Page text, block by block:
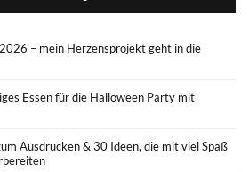
– mein Herzensprojekt geht in die
Essen für die Halloween Party mit
Ausdrucken & 30 Ideen, die mit viel Spaß